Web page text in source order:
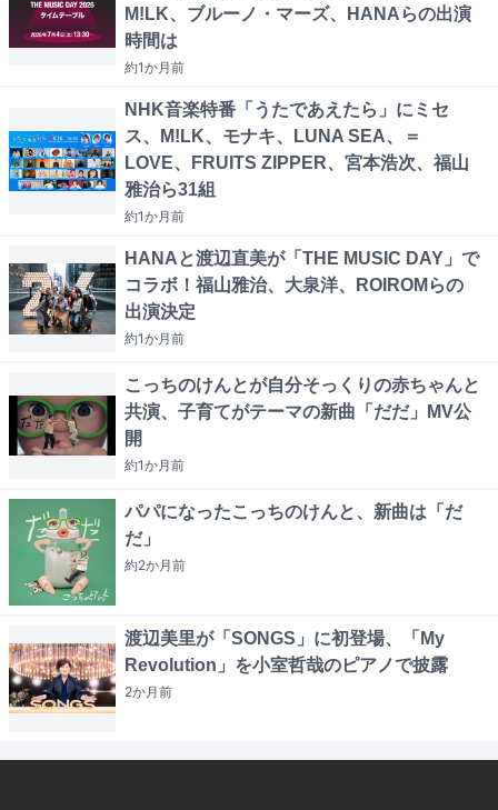
M!LK、ブルーノ・マーズ、HANAらの出演
時間は
約1か月前
NHK音楽特番「うたであえたら」にミセ
ス、M!LK、モナキ、LUNA SEA、＝
LOVE、FRUITS ZIPPER、宮本浩次、福山
雅治ら31組
約1か月前
HANAと渡辺直美が「THE MUSIC DAY」で
コラボ！福山雅治、大泉洋、ROIROMらの
出演決定
約1か月前
こっちのけんとが自分そっくりの赤ちゃんと
共演、子育てがテーマの新曲「だだ」MV公
開
約1か月前
パパになったこっちのけんと、新曲は「だ
だ」
約2か月前
渡辺美里が「SONGS」に初登場、「My
Revolution」を小室哲哉のピアノで披露
2か月前